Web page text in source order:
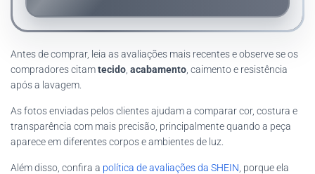
Antes de comprar, leia as avaliações mais recentes e observe se os
compradores citamtecido acabamento , caimento e resistência
após a lavagem.
As fotos enviadas pelos clientes ajudam a comparar cor, costura e
transparência com mais precisão, principalmente quando a peça
aparece em diferentes corpos e ambientes de luz.
Além disso, confira a política de avaliações da SHEIN , porque ela